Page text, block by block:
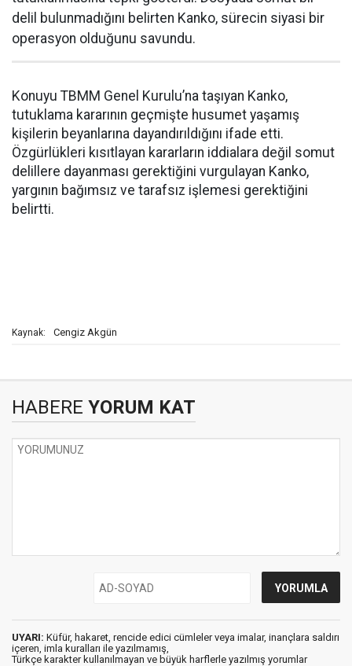
delil bulunmadığını belirten Kanko, sürecin siyasi bir
operasyon olduğunu savundu.
Konuyu TBMM Genel Kurulu’na taşıyan Kanko,
tutuklama kararının geçmişte husumet yaşamış
kişilerin beyanlarına dayandırıldığını ifade etti.
Özgürlükleri kısıtlayan kararların iddialara değil somut
delillere dayanması gerektiğini vurgulayan Kanko,
yargının bağımsız ve tarafsız işlemesi gerektiğini
belirtti.
Kaynak: Cengiz Akgün
HABERE YORUM KAT
UYARI: Küfür, hakaret, rencide edici cümleler veya imalar, inançlara saldırı
içeren, imla kuralları ile yazılmamış,
Türkçe karakter kullanılmayan ve büyük harflerle yazılmış yorumlar